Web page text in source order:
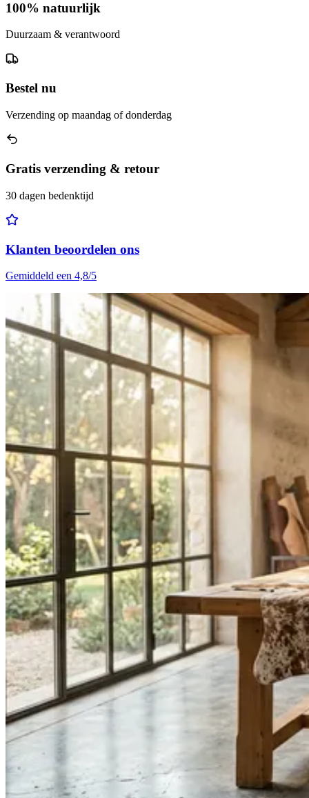
100% natuurlijk
Duurzaam & verantwoord
Bestel nu
Verzending op maandag of donderdag
Gratis verzending & retour
30 dagen bedenktijd
Klanten beoordelen ons
Gemiddeld een 4,8/5